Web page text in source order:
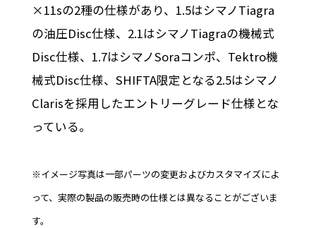
×11sの2種の仕様があり、1.5はシマノTiagra
の油圧Disc仕様、2.1はシマノTiagraの機械式
Disc仕様、1.7はシマノSoraコンポ、Tektro機
械式Disc仕様、SHIFTA限定となる2.5はシマノ
Clarisを採用したエントリーグレード仕様とな
っている。
※イメージ写真は一部パーツの変更およびカスタマイズによ
って、実際の製品の販売時の仕様とは異なることがございま
す。